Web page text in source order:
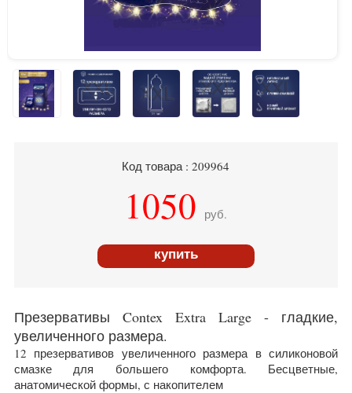
Код товара : 209964
1050 руб.
купить
Презервативы Contex Extra Large - гладкие,
увеличенного размера.
12 презервативов увеличенного размера в силиконовой
смазке для большего комфорта. Бесцветные,
анатомической формы, с накопителем